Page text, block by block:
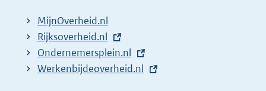
l
i
n
k
MijnOverheid.nl
E
x
t
Rijksoverheid.nl
E
x
Ondernemersplein.nl
E
Werkenbijdeoverheid.nl